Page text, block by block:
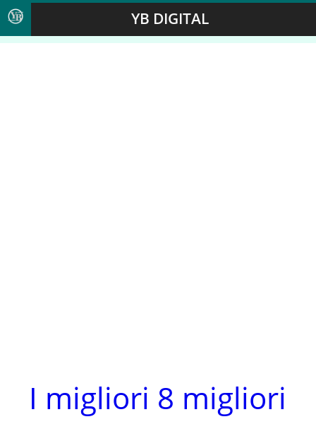
YB DIGITAL
I migliori 8 migliori